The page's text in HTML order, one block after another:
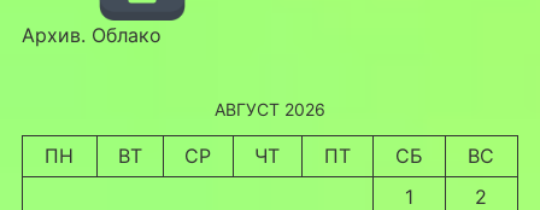
Архив. Облако
АВГУСТ 2026
ПН ВТ СР ЧТ ПТ СБ
ВС
1
2